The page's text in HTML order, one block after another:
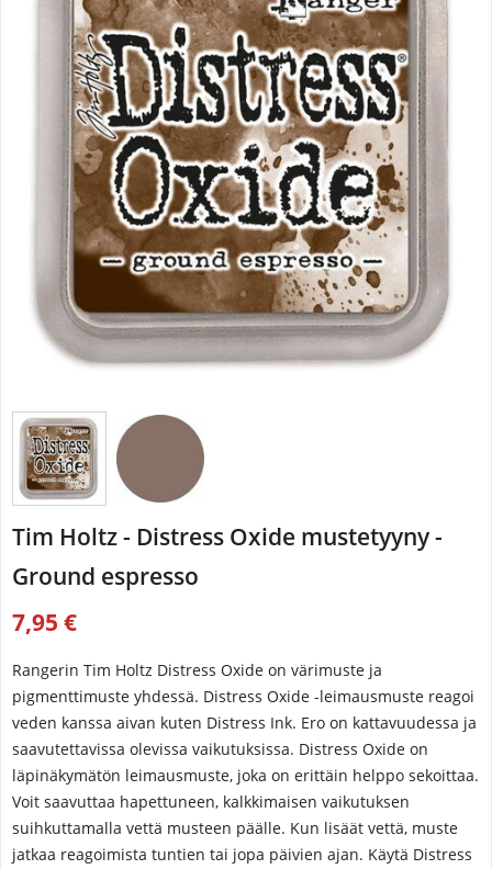
Tim Holtz - Distress Oxide mustetyyny -
Ground espresso
7,95 €
Rangerin Tim Holtz Distress Oxide on värimuste ja
pigmenttimuste yhdessä. Distress Oxide -leimausmuste reagoi
veden kanssa aivan kuten Distress Ink. Ero on kattavuudessa ja
saavutettavissa olevissa vaikutuksissa. Distress Oxide on
läpinäkymätön leimausmuste, joka on erittäin helppo sekoittaa.
Voit saavuttaa hapettuneen, kalkkimaisen vaikutuksen
suihkuttamalla vettä musteen päälle. Kun lisäät vettä, muste
jatkaa reagoimista tuntien tai jopa päivien ajan. Käytä Distress